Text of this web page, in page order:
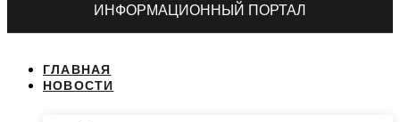
ИНФОРМАЦИОННЫЙ ПОРТАЛ
ГЛАВНАЯ
НОВОСТИ